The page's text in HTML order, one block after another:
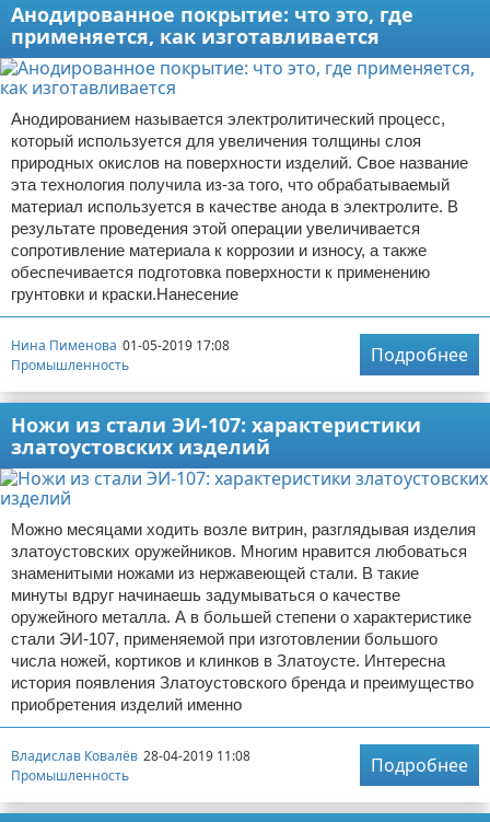
Анодированное покрытие: что это, где
применяется, как изготавливается
Анодированием называется электролитический процесс,
который используется для увеличения толщины слоя
природных окислов на поверхности изделий. Свое название
эта технология получила из-за того, что обрабатываемый
материал используется в качестве анода в электролите. В
результате проведения этой операции увеличивается
сопротивление материала к коррозии и износу, а также
обеспечивается подготовка поверхности к применению
грунтовки и краски.Нанесение
Нина Пименова 01-05-2019 17:08
Промышленность
Подробнее
Ножи из стали ЭИ-107: характеристики
златоустовских изделий
Можно месяцами ходить возле витрин, разглядывая изделия
златоустовских оружейников. Многим нравится любоваться
знаменитыми ножами из нержавеющей стали. В такие
минуты вдруг начинаешь задумываться о качестве
оружейного металла. А в большей степени о характеристике
стали ЭИ-107, применяемой при изготовлении большого
числа ножей, кортиков и клинков в Златоусте. Интересна
история появления Златоустовского бренда и преимущество
приобретения изделий именно
Владислав Ковалёв 28-04-2019 11:08
Промышленность
Подробнее